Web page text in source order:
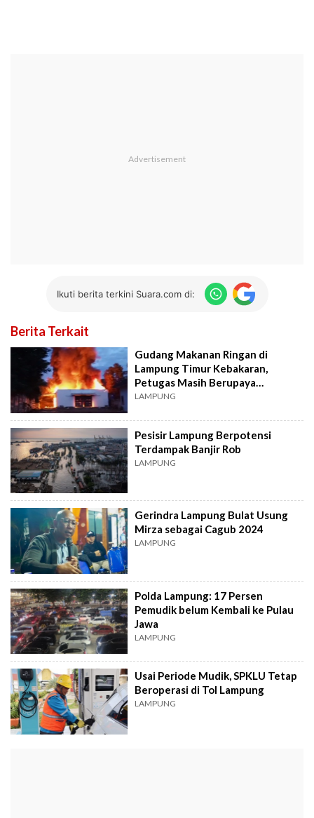
Ikuti berita terkini Suara.com di:
Berita Terkait
Gudang Makanan Ringan di
Lampung Timur Kebakaran,
Petugas Masih Berupaya
Memadamkan Api
LAMPUNG
Pesisir Lampung Berpotensi
Terdampak Banjir Rob
LAMPUNG
Gerindra Lampung Bulat Usung
Mirza sebagai Cagub 2024
LAMPUNG
Polda Lampung: 17 Persen
Pemudik belum Kembali ke Pulau
Jawa
LAMPUNG
Usai Periode Mudik, SPKLU Tetap
Beroperasi di Tol Lampung
LAMPUNG